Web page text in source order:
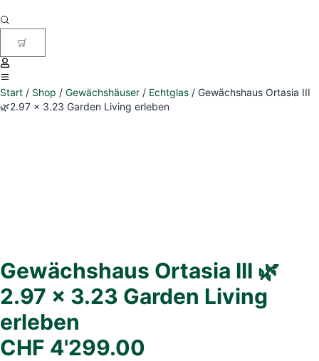
Start / Shop / Gewächshäuser / Echtglas / Gewächshaus Ortasia III
🌿2.97 x 3.23 Garden Living erleben
Gewächshaus Ortasia III 🌿
2.97 x 3.23 Garden Living
erleben
CHF 4'299.00